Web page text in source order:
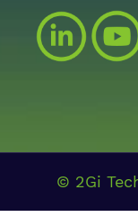
© 2Gi